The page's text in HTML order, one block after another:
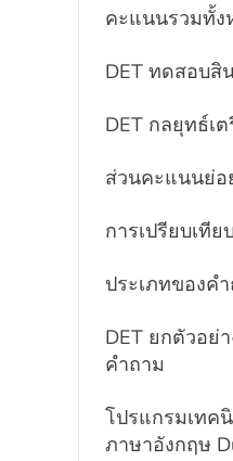
คะแนนรวมทั้ง
DET ทดสอบ
DET กลยุทธ์เ
ส่วนคะแนนย่อ
การเปรียบเทีย
ประเภทของค
DET ยกตัวอย่
คำถาม
โปรแกรมเทค
ภาษาอังกฤษ